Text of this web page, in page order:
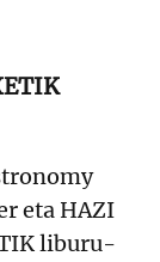
eta HAZI
liburu-